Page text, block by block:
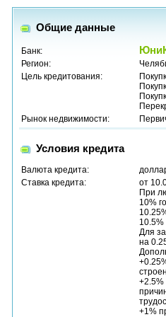
Общие данные
Банк:
Регион:
Цель кредитования:
Рынок недвижимости:
Условия кредита
Валюта кредита:
Ставка кредита:
от
При
10%
10.5%
Для
на
+2.5%
+1%